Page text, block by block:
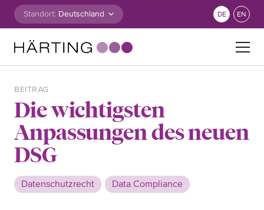
Zum Inhalt springen
Standort: DE EN
BEITRAG
Die wichtigsten
Anpassungen des neuen
DSG
Datenschutzrecht Data Compliance